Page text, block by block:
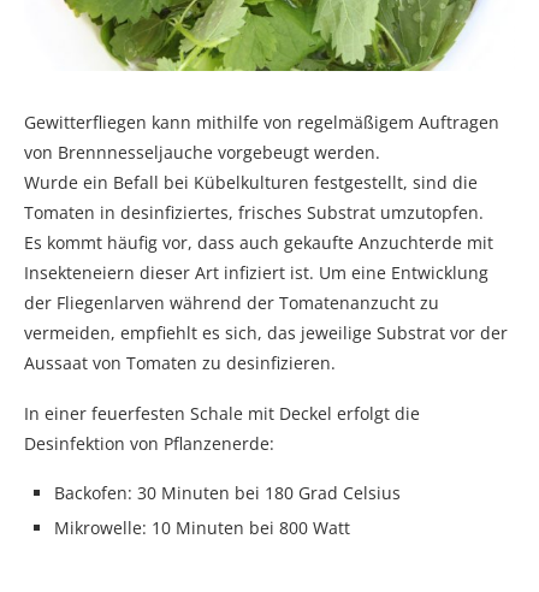
Gewitterfliegen kann mithilfe von regelmäßigem Auftragen
von Brennnesseljauche vorgebeugt werden.
Wurde ein Befall bei Kübelkulturen festgestellt, sind die
Tomaten in desinfiziertes, frisches Substrat umzutopfen.
Es kommt häufig vor, dass auch gekaufte Anzuchterde mit
Insekteneiern dieser Art infiziert ist. Um eine Entwicklung
der Fliegenlarven während der Tomatenanzucht zu
vermeiden, empfiehlt es sich, das jeweilige Substrat vor der
Aussaat von Tomaten zu desinfizieren.
In einer feuerfesten Schale mit Deckel erfolgt die
Desinfektion von Pflanzenerde:
Backofen: 30 Minuten bei 180 Grad Celsius
Mikrowelle: 10 Minuten bei 800 Watt